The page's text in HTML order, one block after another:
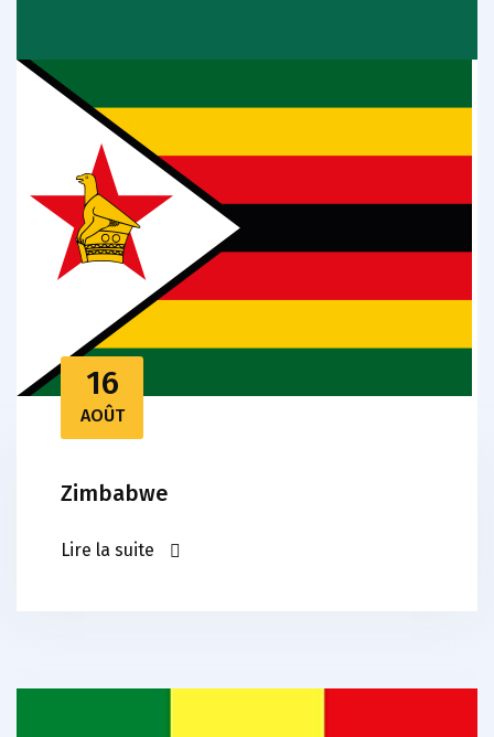
16
AOÛT
Zimbabwe
Lire la suite